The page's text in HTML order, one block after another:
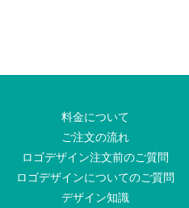
料金について
ご注文の流れ
ロゴデザイン注文前のご質問
ロゴデザインについてのご質問
デザイン知識